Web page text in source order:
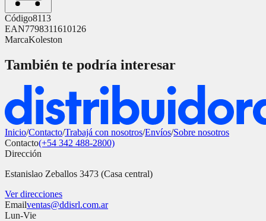
Código8113
EAN7798311610126
MarcaKoleston
También te podría interesar
Inicio/Contacto/Trabajá con nosotros/Envíos/Sobre nosotros
Contacto(+54 342 488-2800)
Dirección
Estanislao Zeballos 3473 (Casa central)
Ver direcciones
Emailventas@ddisrl.com.ar
Lun-Vie